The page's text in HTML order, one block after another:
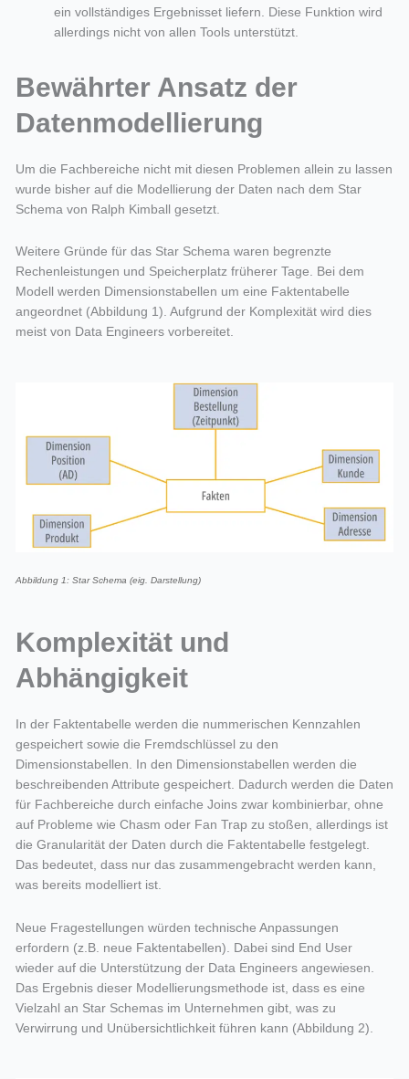
ein vollständiges Ergebnisset liefern. Diese Funktion wird
allerdings nicht von allen Tools unterstützt.
Bewährter Ansatz der
Datenmodellierung
Um die Fachbereiche nicht mit diesen Problemen allein zu lassen
wurde bisher auf die Modellierung der Daten nach dem Star
Schema von Ralph Kimball gesetzt.
Weitere Gründe für das Star Schema waren begrenzte
Rechenleistungen und Speicherplatz früherer Tage. Bei dem
Modell werden Dimensionstabellen um eine Faktentabelle
angeordnet (Abbildung 1). Aufgrund der Komplexität wird dies
meist von Data Engineers vorbereitet.
Abbildung 1: Star Schema (eig. Darstellung)
Komplexität und
Abhängigkeit
In der Faktentabelle werden die nummerischen Kennzahlen
gespeichert sowie die Fremdschlüssel zu den
Dimensionstabellen. In den Dimensionstabellen werden die
beschreibenden Attribute gespeichert. Dadurch werden die Daten
für Fachbereiche durch einfache Joins zwar kombinierbar, ohne
auf Probleme wie Chasm oder Fan Trap zu stoßen, allerdings ist
die Granularität der Daten durch die Faktentabelle festgelegt.
Das bedeutet, dass nur das zusammengebracht werden kann,
was bereits modelliert ist.
Neue Fragestellungen würden technische Anpassungen
erfordern (z.B. neue Faktentabellen). Dabei sind End User
wieder auf die Unterstützung der Data Engineers angewiesen.
Das Ergebnis dieser Modellierungsmethode ist, dass es eine
Vielzahl an Star Schemas im Unternehmen gibt, was zu
Verwirrung und Unübersichtlichkeit führen kann (Abbildung 2).